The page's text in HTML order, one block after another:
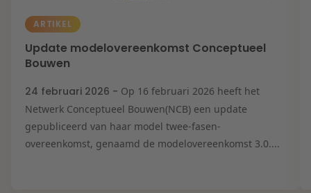
ARTIKEL
Update modelovereenkomst Conceptueel
Bouwen
24 februari 2026 - Op 16 februari 2026 heeft het
Netwerk Conceptueel Bouwen(NCB) een update
gepubliceerd van haar model twee-fasen-
overeenkomst, genaamd de modelovereenkomst 3.0....